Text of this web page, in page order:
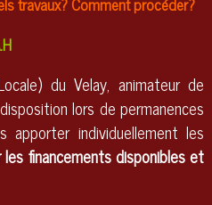
du Velay, animateur de
lors de permanences
apporter individuellement les
les financements disponibles et